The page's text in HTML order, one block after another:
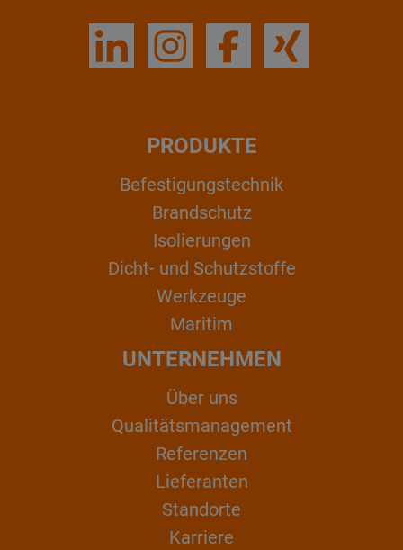
PRODUKTE
Befestigungstechnik
Brandschutz
Isolierungen
Dicht- und Schutzstoffe
Werkzeuge
Maritim
UNTERNEHMEN
Über uns
Qualitätsmanagement
Referenzen
Lieferanten
Standorte
Karriere